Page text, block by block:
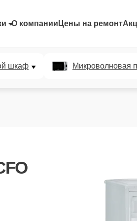
О компании Цены на ремонт
шкаф Микроволновая